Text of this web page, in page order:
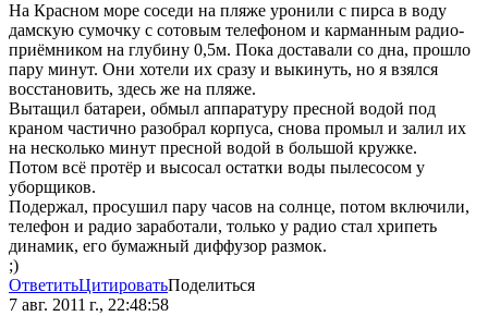
На Красном море соседи на пляже уронили с пирса в воду
дамскую сумочку с сотовым телефоном и карманным радио-
приёмником на глубину 0,5м. Пока доставали со дна, прошло
пару минут. Они хотели их сразу и выкинуть, но я взялся
восстановить, здесь же на пляже.
Вытащил батареи, обмыл аппаратуру пресной водой под
краном частично разобрал корпуса, снова промыл и залил их
на несколько минут пресной водой в большой кружке.
Потом всё протёр и высосал остатки воды пылесосом у
уборщиков.
Подержал, просушил пару часов на солнце, потом включили,
телефон и радио заработали, только у радио стал хрипеть
динамик, его бумажный диффузор размок.
;)
ОтветитьЦитироватьПоделиться
7 авг. 2011 г., 22:48:58